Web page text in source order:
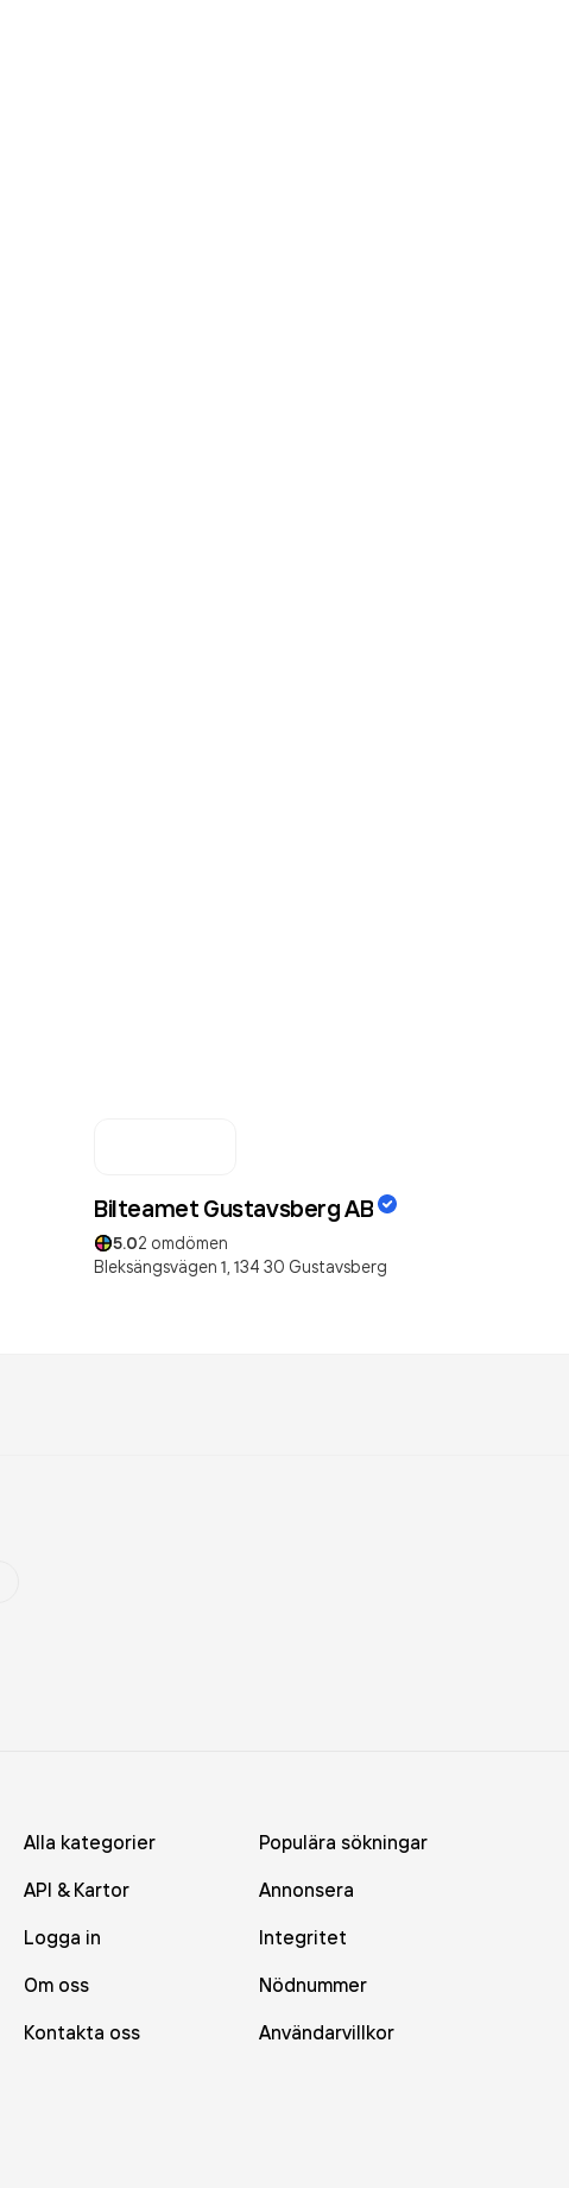
Bilteamet Gustavsberg AB
5.02 omdömen
Bleksängsvägen 1, 134 30 Gustavsberg
Alla kategorier
Populära sökningar
API & Kartor
Annonsera
Logga in
Integritet
Om oss
Nödnummer
Kontakta oss
Användarvillkor